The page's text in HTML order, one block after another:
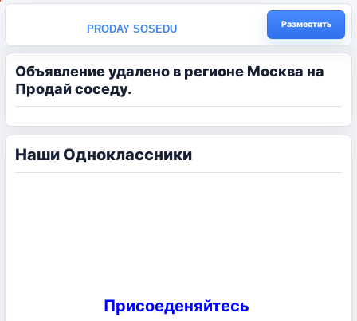
PRODAY SOSEDU Разместить
Объявление удалено в регионе Москва на
Продай соседу.
Наши Одноклассники
Присоеденяйтесь